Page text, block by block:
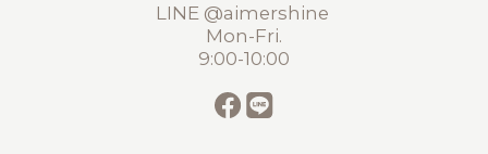
LINE @aimershine
Mon-Fri.
9:00-10:00